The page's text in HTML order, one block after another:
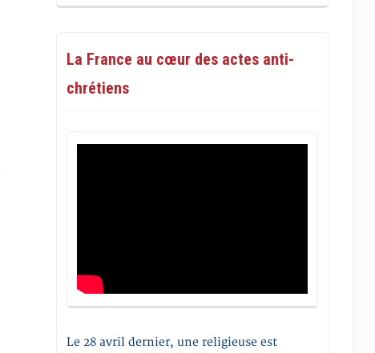
La France au cœur des actes anti-
chrétiens
Le 28 avril dernier, une religieuse est